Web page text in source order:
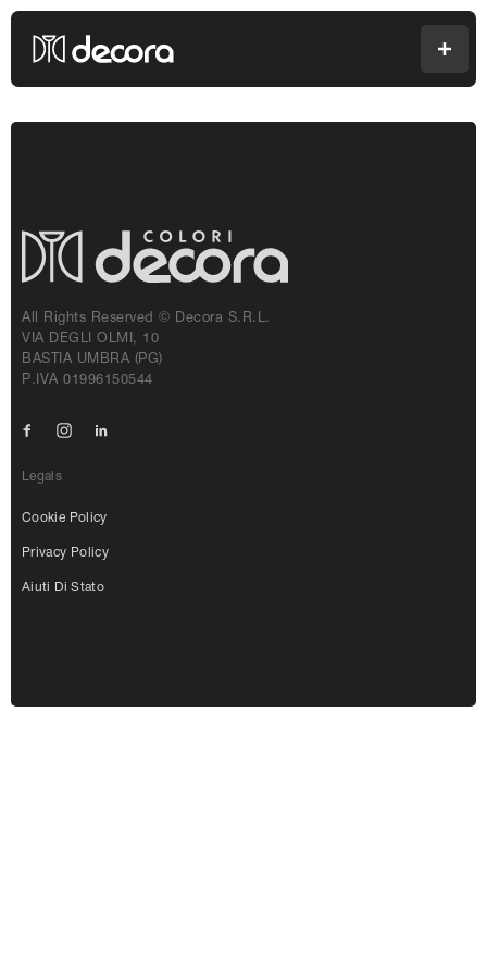
Colori Decora
All Rights Reserved © Decora S.r.l.
VIA DEGLI OLMI, 10
BASTIA UMBRA (PG)
P.IVA 01996150544
FacebookInstagram
Linkedin
Legals
Cookie Policy
Privacy Policy
Aiuti Di Stato